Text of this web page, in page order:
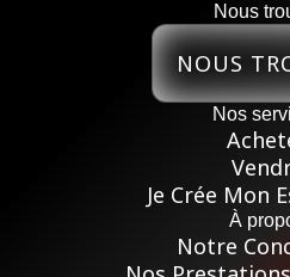
Nous
NOUS
Nos
Je Crée Mon
À
Notre